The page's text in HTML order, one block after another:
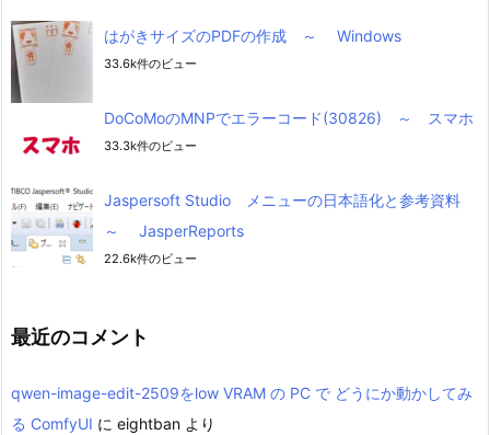
はがきサイズのPDFの作成 ～ Windows
33.6k件のビュー
DoCoMoのMNPでエラーコード(30826) ～ スマホ
33.3k件のビュー
Jaspersoft Studio メニューの日本語化と参考資料
～ JasperReports
22.6k件のビュー
最近のコメント
qwen-image-edit-2509をlow VRAM の PC で どうにか動かしてみ
る ComfyUI に eightban より